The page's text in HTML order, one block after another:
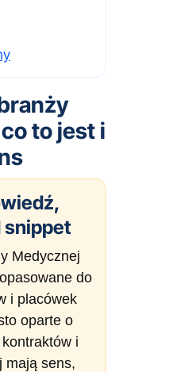
to jest i
snippet
Medycznej
do
i placówek
oparte o
i
mają sens,